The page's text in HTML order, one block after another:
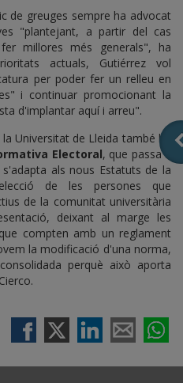
de greuges sempre ha advocat
"plantejant, a partir del cas
millores més generals", ha
actuals, Gutiérrez vol
per poder fer un relleu en
i continuar promocionant la
d'implantar aquí i arreu".
Universitat de Lleida també ha
Electoral, que passa a
als nous Estatuts de la
de les persones que
de la comunitat universitària
deixant al marge les
compten amb un reglament
la modificació d'una norma,
perquè això aporta